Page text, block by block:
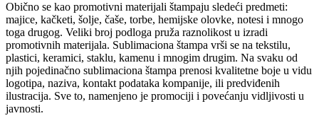
Obično se kao promotivni materijali štampaju sledeći predmeti:
majice, kačketi, šolje, čaše, torbe, hemijske olovke, notesi i mnogo
toga drugog. Veliki broj podloga pruža raznolikost u izradi
promotivnih materijala. Sublimaciona štampa vrši se na tekstilu,
plastici, keramici, staklu, kamenu i mnogim drugim. Na svaku od
njih pojedinačno sublimaciona štampa prenosi kvalitetne boje u vidu
logotipa, naziva, kontakt podataka kompanije, ili predviđenih
ilustracija. Sve to, namenjeno je promociji i povećanju vidljivosti u
javnosti.